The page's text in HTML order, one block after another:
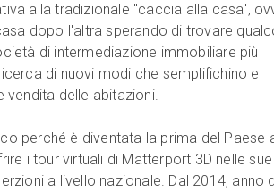
alla tradizionale "caccia alla casa",
dopo l'altra sperando di trovare
di intermediazione immobiliare più
di nuovi modi che semplifichino e
delle abitazioni.
perché è diventata la prima del Paese
i tour virtuali di Matterport 3D nelle sue
a livello nazionale. Dal 2014, anno